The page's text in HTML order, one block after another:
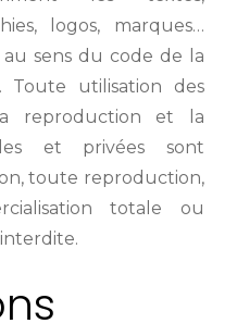
logos, marques…
sens du code de la
Toute utilisation des
reproduction et la
et privées sont
toute reproduction,
totale ou